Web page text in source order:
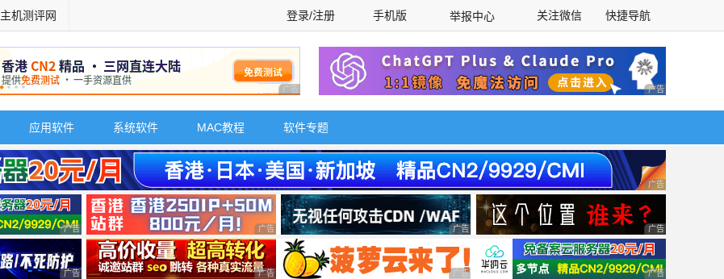
主机测评网 登录/注册 手机版 举报中心 关注微信 快捷导航
广告 商业广告，理性选择 广告 商业广告，理
应用软件 系统软件 MAC教程 软件专题
广告 商业广告，理
广告 商业广告，理性选择 广告 商业广告，理性选择 广告 商业广告，理性选择 广告 商业广告，理
广告 商业广告，理性选择 广告 商业广告，理性选择 广告 商业广告，理性选择 广告 商业广告，理